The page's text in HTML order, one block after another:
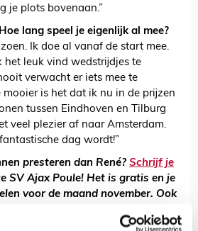
je plots bovenaan.”
lang speel je eigenlijk al mee?
Ik doe al vanaf de start mee.
het leuk vind wedstrijdjes te
verwacht er iets mee te
is het dat ik nu in de prijzen
tussen Eindhoven en Tilburg
veel plezier af naar Amsterdam.
dag wordt!”
presteren dan René? Schrijf je
SV Ajax Poule! Het is gratis en je
voor de maand november. Ook